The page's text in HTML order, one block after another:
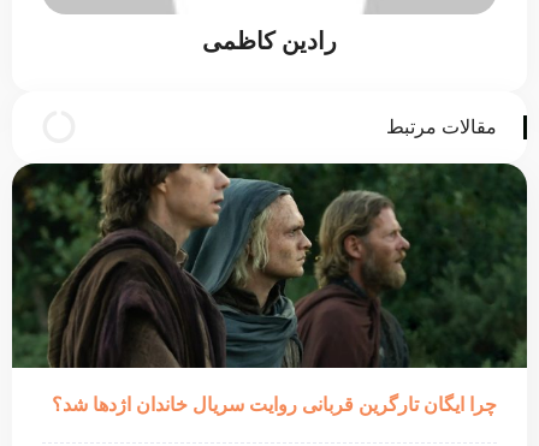
رادین کاظمی
مقالات مرتبط
چرا ایگان تارگرین قربانی روایت سریال خاندان اژدها شد؟